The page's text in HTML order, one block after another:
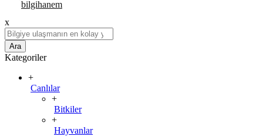
x
Ara
Kategoriler
+
Canlılar
+
Bitkiler
+
Hayvanlar